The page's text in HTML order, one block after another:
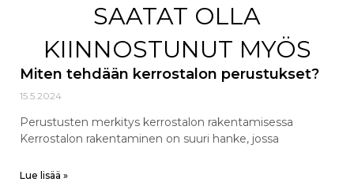
SAATAT OLLA
KIINNOSTUNUT MYÖS
Miten tehdään kerrostalon perustukset?
15.5.2024
Perustusten merkitys kerrostalon rakentamisessa
Kerrostalon rakentaminen on suuri hanke, jossa
Lue lisää »